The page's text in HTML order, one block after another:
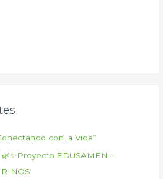
con la Vida”
EDUSAMEN –
NOS